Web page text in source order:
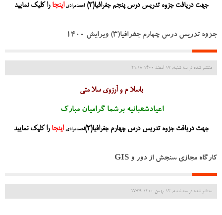
جهت دریافت جزوه تدریس درس پنجم جغرافیا(3)
احمدمرادیاینجا را کلیک نمایید
جزوه تدریس درس چهارم جغرافیا(3) ویرایش 1400
منتشر شده در سه شنبه, 17 اسفند 1400 21:18
باسلا م و آرزوی سلا متی
اعیادشعبانیه برشما گرامیان مبارک
جهت دریافت جزوه تدریس درس چهارم جغرافیا(3) احمدمرادی اینجا را کلیک نمایید
کارگاه مجازی سنجش از دور و GIS
منتشر شده در سه شنبه, 12 بهمن 1400 17:39